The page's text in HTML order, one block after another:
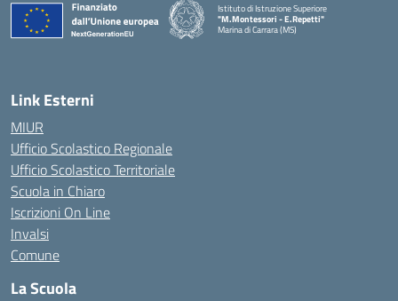
Istituto di Istruzione Superiore
"M.Montessori - E.Repetti"
Marina di Carrara (MS)
Link Esterni
MIUR
Ufficio Scolastico Regionale
Ufficio Scolastico Territoriale
Scuola in Chiaro
Iscrizioni On Line
Invalsi
Comune
La Scuola